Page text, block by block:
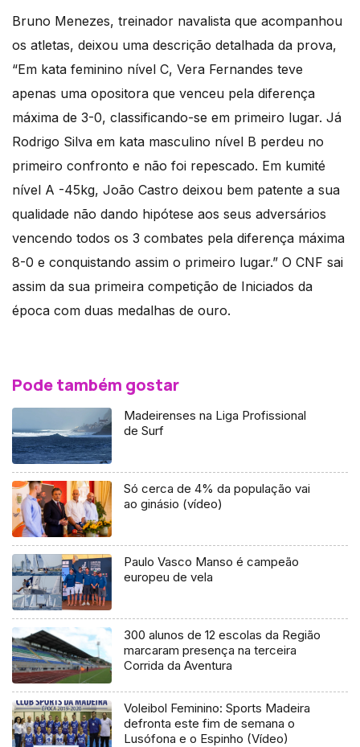
Bruno Menezes, treinador navalista que acompanhou
os atletas, deixou uma descrição detalhada da prova,
“Em kata feminino nível C, Vera Fernandes teve
apenas uma opositora que venceu pela diferença
máxima de 3-0, classificando-se em primeiro lugar. Já
Rodrigo Silva em kata masculino nível B perdeu no
primeiro confronto e não foi repescado. Em kumité
nível A -45kg, João Castro deixou bem patente a sua
qualidade não dando hipótese aos seus adversários
vencendo todos os 3 combates pela diferença máxima
8-0 e conquistando assim o primeiro lugar.” O CNF sai
assim da sua primeira competição de Iniciados da
época com duas medalhas de ouro.
Pode também gostar
Madeirenses na Liga Profissional
de Surf
Só cerca de 4% da população vai
ao ginásio (vídeo)
Paulo Vasco Manso é campeão
europeu de vela
300 alunos de 12 escolas da Região
marcaram presença na terceira
Corrida da Aventura
Voleibol Feminino: Sports Madeira
defronta este fim de semana o
Lusófona e o Espinho (Vídeo)